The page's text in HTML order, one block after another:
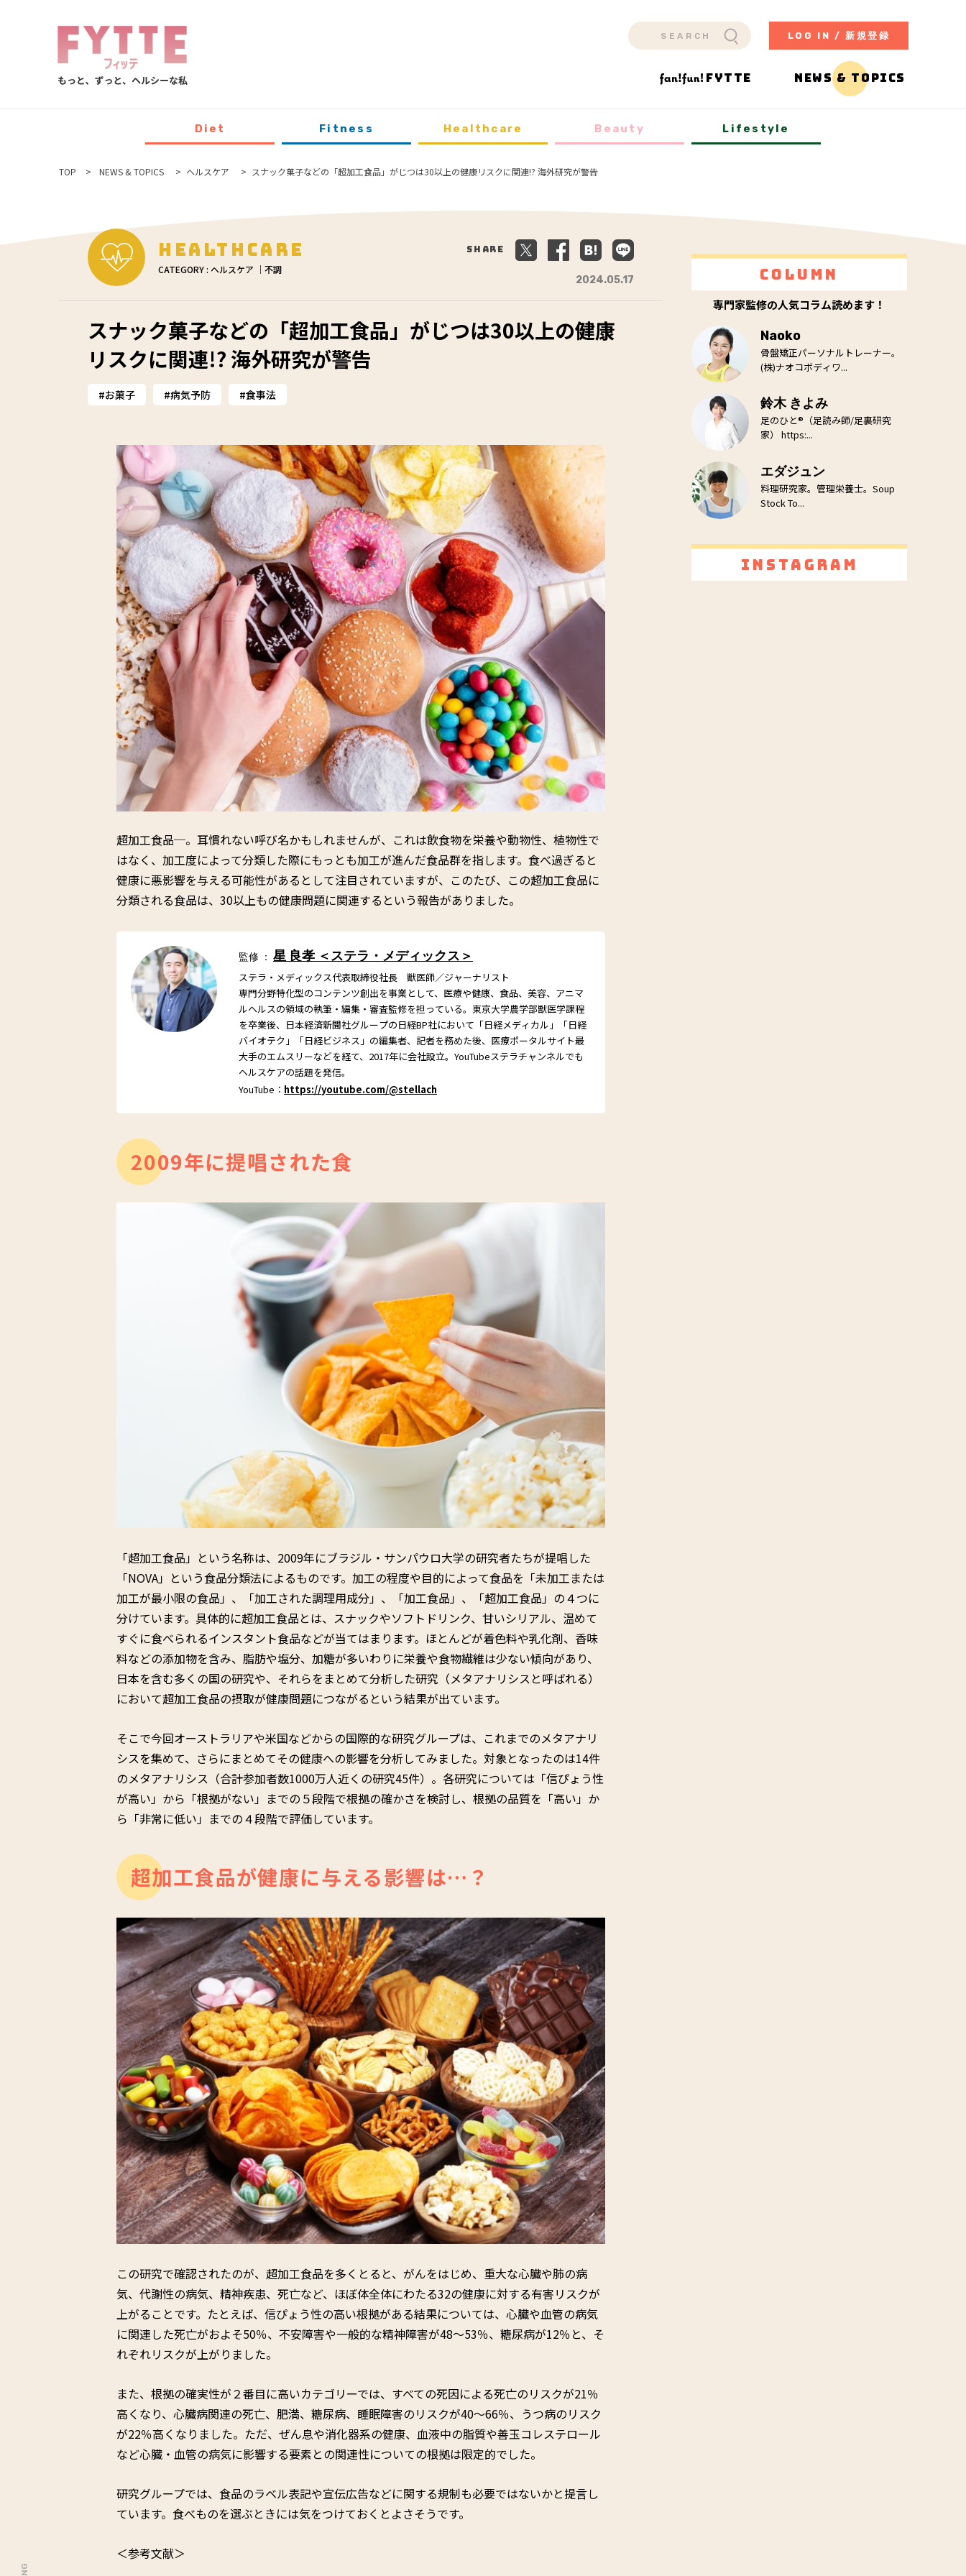
LOG IN / 新規登録
FYTTE NEWS & TOPICS
Diet Fitness Healthcare Beauty Lifestyle
TOP NEWS & TOPICS ヘルスケア スナック菓子などの「超加工食品」がじつは30以上の健康リスクに関連!? 海外研究が警告
Healthcare
CATEGORY : ヘルスケア ｜不調
2024.05.17
スナック菓子などの「超加工食品」がじつは30以上の健康
リスクに関連!? 海外研究が警告
お菓子 病気予防 食事法
Share
超加工食品─。耳慣れない呼び名かもしれませんが、これは飲食物を栄養や動物性、植物性で
はなく、加工度によって分類した際にもっとも加工が進んだ食品群を指します。食べ過ぎると
健康に悪影響を与える可能性があるとして注目されていますが、このたび、この超加工食品に
分類される食品は、30以上もの健康問題に関連するという報告がありました。
監修 ：星 良孝 ＜ステラ・メディックス＞
ステラ・メディックス代表取締役社長 獣医師／ジャーナリスト
専門分野特化型のコンテンツ創出を事業として、医療や健康、食品、美容、アニマ
ルヘルスの領域の執筆・編集・審査監修を担っている。東京大学農学部獣医学課程
を卒業後、日本経済新聞社グループの日経BP社において「日経メディカル」「日経
バイオテク」「日経ビジネス」の編集者、記者を務めた後、医療ポータルサイト最
大手のエムスリーなどを経て、2017年に会社設立。YouTubeステラチャンネルでも
ヘルスケアの話題を発信。
YouTube： https://youtube.com/@stellach
2009年に提唱された食
「超加工食品」という名称は、2009年にブラジル・サンパウロ大学の研究者たちが提唱した
「NOVA」という食品分類法によるものです。加工の程度や目的によって食品を「未加工または
加工が最小限の食品」、「加工された調理用成分」、「加工食品」、「超加工食品」の４つに
分けています。具体的に超加工食品とは、スナックやソフトドリンク、甘いシリアル、温めて
すぐに食べられるインスタント食品などが当てはまります。ほとんどが着色料や乳化剤、香味
料などの添加物を含み、脂肪や塩分、加糖が多いわりに栄養や食物繊維は少ない傾向があり、
日本を含む多くの国の研究や、それらをまとめて分析した研究（メタアナリシスと呼ばれる）
において超加工食品の摂取が健康問題につながるという結果が出ています。
そこで今回オーストラリアや米国などからの国際的な研究グループは、これまでのメタアナリ
シスを集めて、さらにまとめてその健康への影響を分析してみました。対象となったのは14件
のメタアナリシス（合計参加者数1000万人近くの研究45件）。各研究については「信ぴょう性
が高い」から「根拠がない」までの５段階で根拠の確かさを検討し、根拠の品質を「高い」か
ら「非常に低い」までの４段階で評価しています。
超加工食品が健康に与える影響は…？
この研究で確認されたのが、超加工食品を多くとると、がんをはじめ、重大な心臓や肺の病
気、代謝性の病気、精神疾患、死亡など、ほぼ体全体にわたる32の健康に対する有害リスクが
上がることです。たとえば、信ぴょう性の高い根拠がある結果については、心臓や血管の病気
に関連した死亡がおよそ50％、不安障害や一般的な精神障害が48〜53％、糖尿病が12％と、そ
れぞれリスクが上がりました。
また、根拠の確実性が２番目に高いカテゴリーでは、すべての死因による死亡のリスクが21％
高くなり、心臓病関連の死亡、肥満、糖尿病、睡眠障害のリスクが40〜66％、うつ病のリスク
が22％高くなりました。ただ、ぜん息や消化器系の健康、血液中の脂質や善玉コレステロール
など心臓・血管の病気に影響する要素との関連性についての根拠は限定的でした。
研究グループでは、食品のラベル表記や宣伝広告などに関する規制も必要ではないかと提言し
ています。食べものを選ぶときには気をつけておくとよさそうです。
＜参考文献＞
Column
専門家監修の人気コラム読めます！
Naoko
骨盤矯正パーソナルトレーナー。
(株)ナオコボディワ...
鈴木 きよみ
足のひと®（足読み師/足裏研究
家） https:...
エダジュン
料理研究家。管理栄養士。Soup
Stock To...
Instagram